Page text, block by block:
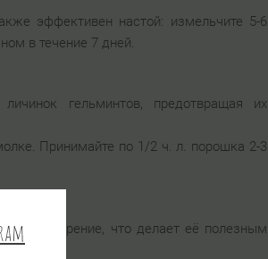
эффективен настой: измельчите 5-6
в течение 7 дней.
гельминтов, предотвращая их
Принимайте по 1/2 ч. л. порошка 2-3
пищеварение, что делает её полезным